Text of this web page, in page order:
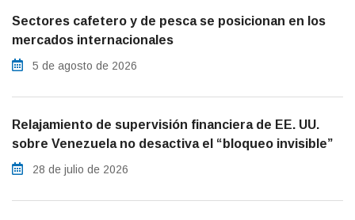
Sectores cafetero y de pesca se posicionan en los
mercados internacionales
5 de agosto de 2026
Relajamiento de supervisión financiera de EE. UU.
sobre Venezuela no desactiva el “bloqueo invisible”
28 de julio de 2026